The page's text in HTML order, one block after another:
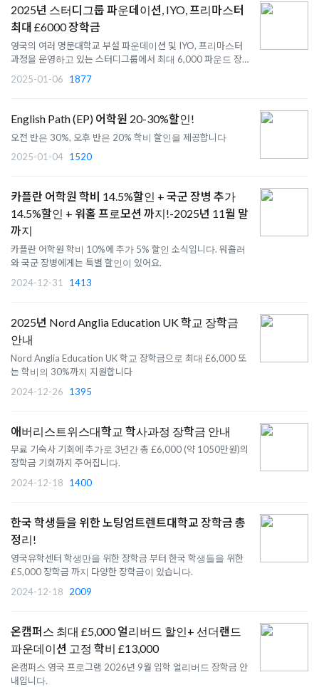
2025년 스터디그룹 파운데이션, IYO, 프리마스터
최대 £6000 장학금
영국의 여러 명문대학교 부설 파운데이션 및 IYO, 프리마스터
과정을 운영하고 있는 스터디그룹에서 최대 6,000 파운드 장학
2025-01-06 1877
English Path (EP) 어학원 20-30%할인!
오전 반은 30%, 오후 반은 20% 학비 할인을 제공합니다
2025-01-04 1520
카플란 어학원 학비 14.5%할인 + 국군 장병 추가
14.5%할인 + 워홀 프로모션 까지!-2025년 11월 말
까지
카플란 어학원 학비 10%에 추가 5% 할인 소식입니다. 워홀러
와 국군 장병에게는 특별 할인이 있어요.
2024-12-31
1413
2025년 Nord Anglia Education UK 학교 장학금
안내
Nord Anglia Education UK 학교 장학금으로 최대 £6,000 또
는 학비의 30%까지 지원합니다
2024-12-26
1395
애버리스트위스대학교 학사과정 장학금 안내
무료 기숙사 기회에 추가로 3년간 총 £6,000 (약 1050만원)의
장학금 기회까지 주어집니다.
2024-12-18
1400
한국 학생들을 위한 노팅엄트렌트대학교 장학금 총
정리!
영국유학센터 학생만을 위한 장학금 부터 한국 학생들을 위한
£5,000 장학금 까지 다양한 장학금이 있습니다.
2024-12-18
2009
온캠퍼스 최대 £5,000 얼리버드 할인+ 선더랜드
파운데이션 고정 학비 £13,000
온캠퍼스 영국 프로그램 2026년 9월 입학 얼리버드 장학금 안
내입니다.